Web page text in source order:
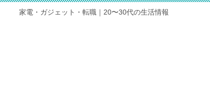
家電・ガジェット・転職｜20〜30代の生活情報